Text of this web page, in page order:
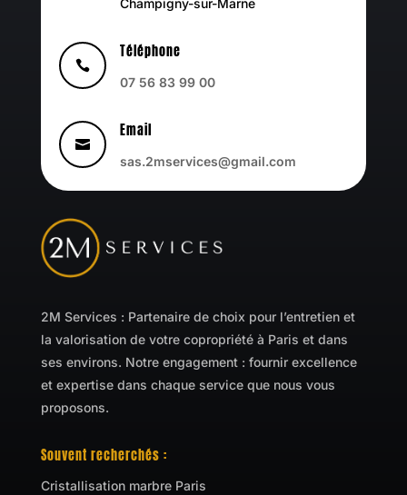
Champigny-sur-Marne

Téléphone
07 56 83 99 00

Email
sas.2mservices@gmail.com
2M Services : Partenaire de choix pour l’entretien et
la valorisation de votre copropriété à Paris et dans
ses environs. Notre engagement : fournir excellence
et expertise dans chaque service que nous vous
proposons.
Souvent recherchés :
Cristallisation marbre Paris